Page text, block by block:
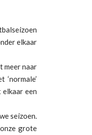
elkaar
meer naar
een
seizoen.
grote